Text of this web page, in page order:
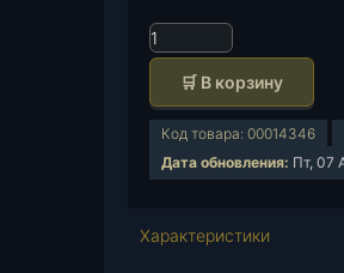
К
о
и
т
🛒 В корзину
Код товара: 00014346
Дата обновления: Пт, 07
Характеристики